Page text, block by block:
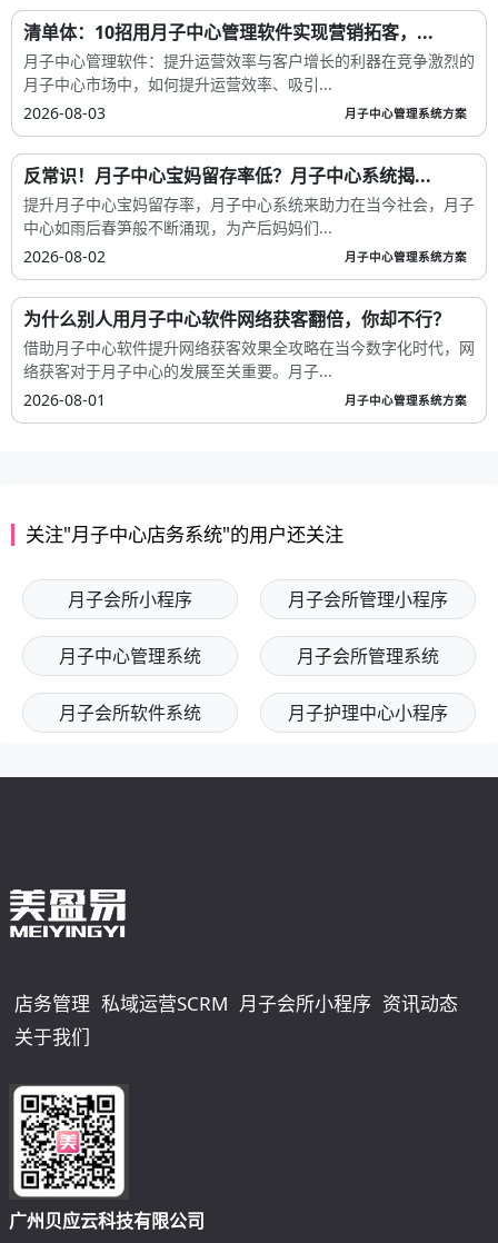
清单体：10招用月子中心管理软件实现营销拓客，...
月子中心管理软件：提升运营效率与客户增长的利器在竞争激烈的
月子中心市场中，如何提升运营效率、吸引...
2026-08-03
月子中心管理系统方案
反常识！月子中心宝妈留存率低？月子中心系统揭...
提升月子中心宝妈留存率，月子中心系统来助力在当今社会，月子
中心如雨后春笋般不断涌现，为产后妈妈们...
2026-08-02
月子中心管理系统方案
为什么别人用月子中心软件网络获客翻倍，你却不行？
借助月子中心软件提升网络获客效果全攻略在当今数字化时代，网
络获客对于月子中心的发展至关重要。月子...
2026-08-01
月子中心管理系统方案
关注"月子中心店务系统"的用户还关注
月子会所小程序 月子会所管理小程序
月子中心管理系统 月子会所管理系统
月子会所软件系统 月子护理中心小程序
店务管理 私域运营SCRM 月子会所小程序 资讯动态
关于我们
广州贝应云科技有限公司